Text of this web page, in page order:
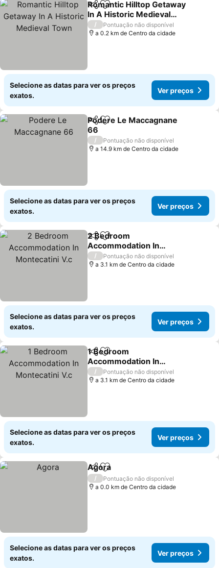
PartilharAdicionar aos favoritos
Romantic Hilltop Getaway
In A Historic Medieval
Town
Ver preços
/
Pontuação não disponível
a 0.2 km de Centro da cidade
Selecione as datas para ver os preços
exatos.
Ver preços
PartilharAdicionar aos favoritos
Podere Le Maccagnane
66
Ver preços
/
Pontuação não disponível
a 14.9 km de Centro da cidade
Selecione as datas para ver os preços
exatos.
Ver preços
PartilharAdicionar aos favoritos
2 Bedroom
Accommodation In
Montecatini V.c
Ver preços
/
Pontuação não disponível
a 3.1 km de Centro da cidade
Selecione as datas para ver os preços
exatos.
Ver preços
PartilharAdicionar aos favoritos
1 Bedroom
Accommodation In
Montecatini V.c
Ver preços
/
Pontuação não disponível
a 3.1 km de Centro da cidade
Selecione as datas para ver os preços
exatos.
Ver preços
PartilharAdicionar aos favoritos
Agora
/
Pontuação não disponível
a 0.0 km de Centro da cidade
Selecione as datas para ver os preços
exatos.
Ver preços